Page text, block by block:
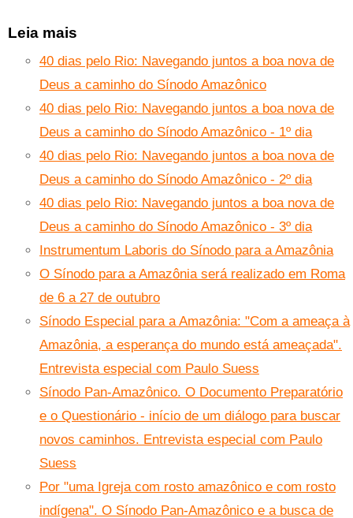
Leia mais
40 dias pelo Rio: Navegando juntos a boa nova de
Deus a caminho do Sínodo Amazônico
40 dias pelo Rio: Navegando juntos a boa nova de
Deus a caminho do Sínodo Amazônico - 1º dia
40 dias pelo Rio: Navegando juntos a boa nova de
Deus a caminho do Sínodo Amazônico - 2º dia
40 dias pelo Rio: Navegando juntos a boa nova de
Deus a caminho do Sínodo Amazônico - 3º dia
Instrumentum Laboris do Sínodo para a Amazônia
O Sínodo para a Amazônia será realizado em Roma
de 6 a 27 de outubro
Sínodo Especial para a Amazônia: "Com a ameaça à
Amazônia, a esperança do mundo está ameaçada".
Entrevista especial com Paulo Suess
Sínodo Pan-Amazônico. O Documento Preparatório
e o Questionário - início de um diálogo para buscar
novos caminhos. Entrevista especial com Paulo
Suess
Por "uma Igreja com rosto amazônico e com rosto
indígena". O Sínodo Pan-Amazônico e a busca de